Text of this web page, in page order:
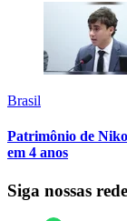
Brasil
Patrimônio de
em 4 anos
Siga nossas